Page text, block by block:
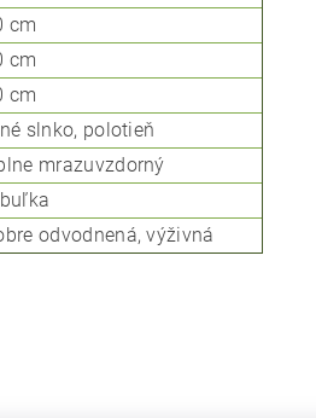
cm
cm
cm
slnko, polotieň
mrazuvzdorný
odvodnená, výživná